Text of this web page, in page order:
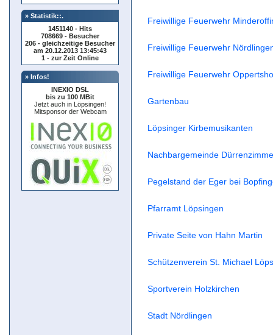
» Statistik::.
1451140 - Hits
708669 - Besucher
206 - gleichzeitige Besucher
am 20.12.2013 13:45:43
1 - zur Zeit Online
» Infos!
INEXIO DSL
bis zu 100 MBit
Jetzt auch in Löpsingen!
Mitsponsor der Webcam
Freiwillige Feuerwehr
Freiwillige Feuerwehr
Freiwillige Feuerwehr
Gartenbau
Löpsinger Kirbemusikanten
Nachbargemeinde
Pegelstand der Eger bei
Pfarramt Löpsingen
Private Seite von Hahn Martin
Schützenverein St. Michael
Sportverein Holzkirchen
Stadt Nördlingen